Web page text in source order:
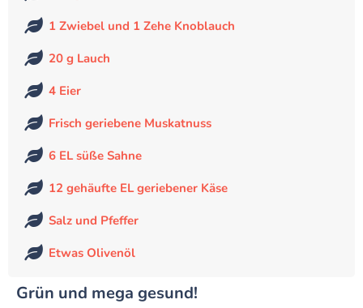
1 Zwiebel und 1 Zehe Knoblauch
20 g Lauch
4 Eier
Frisch geriebene Muskatnuss
6 EL süße Sahne
12 gehäufte EL geriebener Käse
Salz und Pfeffer
Etwas Olivenöl
Grün und mega gesund!